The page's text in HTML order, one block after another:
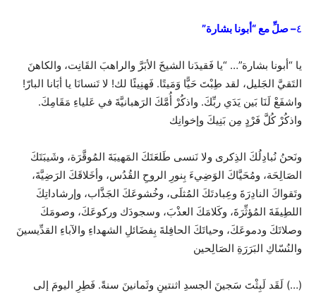
٤– صلِّ مع “أبونا بشارة”
يا “أبونا بشارة”… “يا فَقيدَنا الشيخَ الأبَرَّ والراهبَ القَانِت، والكاهنَ
التَقيَّ الجَليل، لقد طِبْتَ حَيًّا وَمَيتًا. فَهنِيئًا لك! لا تَنسانَا يا أبَانا البارّ!
واشفَعْ لَنَا بَين يَدَي ربِّكَ. واذكُرْ أُمَّكَ الرَهبانيَّةَ في عَلياءِ مَقَامِكَ.
واذكُرْ كُلَّ فَرْدٍ مِن بَنِيكَ وإخوانِك
ونَحنُ نُبادِلُكَ الذِكرى ولا نَنسى طَلعَتَكَ المَهيبَةَ المُوقَّرَة، وشَيبَتَكَ
الصَالِحَة، ومُحَيَّاكَ الوَضِيءَ بِنورِ الروحِ القُدُس، وأخَلاقَكَ الرَضِيَّةَ،
وتَقواكَ النادِرَةَ وعِبادتَكَ المُثلَى، وخُشوعَكَ الجَذَّاب، وإرشاداتِكَ
اللطِيفَةَ المُؤثِّرَةَ، وكَلامَكَ العذْبَ، وسجودَك وركوعَكَ، وصومَكَ
وصلاتَكَ ودموعَكَ، وحياتَكَ الحافِلةَ بِفضَائلِ الشهداءِ والآباءِ القدِّيسينَ
والنُسّاكِ البَرَرَةِ الصَالِحين
(…) لَقَد لَبِثْتَ سَجينَ الجسدِ اثنتينِ وثَمانينَ سنةً. فَطِرِ اليومَ إلى